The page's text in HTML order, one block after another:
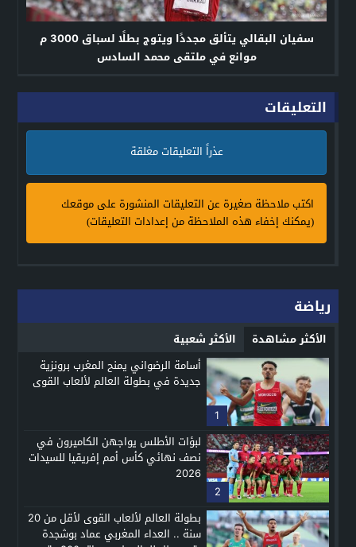
سفيان البقالي يتألق مجددًا ويتوج بطلًا لسباق 3000 م
موانع في ملتقى محمد السادس
التعليقات
عذراً التعليقات مغلقة
اكتب ملاحظة صغيرة عن التعليقات المنشورة على موقعك
(يمكنك إخفاء هذه الملاحظة من إعدادات التعليقات)
رياضة
الأكثر مشاهدة الأكثر شعبية
1
أسامة الرضواني يمنح المغرب برونزية
جديدة في بطولة العالم لألعاب القوى
2
لبؤات الأطلس يواجهن الكاميرون في
نصف نهائي كأس أمم إفريقيا للسيدات
2026
بطولة العالم لألعاب القوى لأقل من 20
سنة .. العداء المغربي عماد بوشجدة